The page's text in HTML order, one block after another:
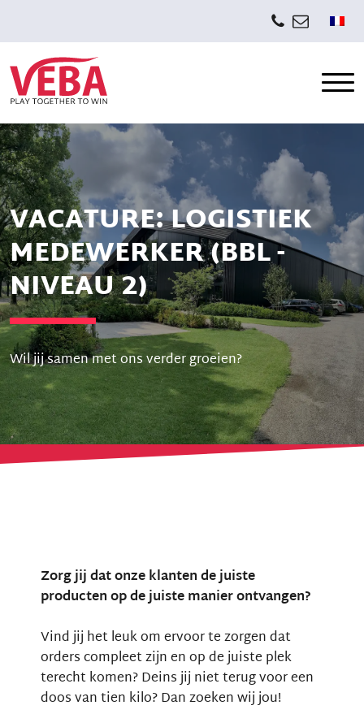
VACATURE: LOGISTIEK
MEDEWERKER (BBL -
NIVEAU 2)
Wil jij samen met ons verder groeien?
Zorg jij dat onze klanten de juiste
producten op de juiste manier ontvangen?
Vind jij het leuk om ervoor te zorgen dat
orders compleet zijn en op de juiste plek
terecht komen? Deins jij niet terug voor een
doos van tien kilo? Dan zoeken wij jou!